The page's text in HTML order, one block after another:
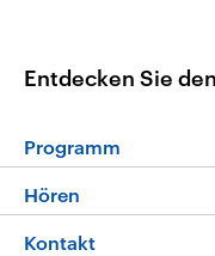
Entdecken Sie
Programm
Programm
Hören
Livestream
Kontakt